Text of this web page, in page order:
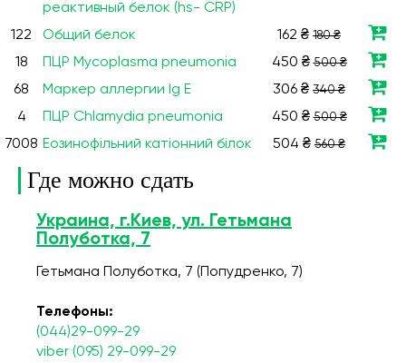
реактивный белок (hs- CRP)
122 Общий белок 162 ₴ 180 ₴
18 ПЦР Mycoplasma pneumonia 450 ₴500 ₴
68 Маркер аллергии Ig E 306 ₴ 340 ₴
4 ПЦР Chlamydia pneumonia 450 ₴500 ₴
7008 Еозинофільний катіонний білок 504 ₴ 560 ₴
Где можно сдать
Украина, г.Киев, ул. Гетьмана
Полуботка, 7
Гетьмана Полуботка, 7 (Попудренко, 7)
Телефоны:
(044)29-099-29
viber (095) 29-099-29